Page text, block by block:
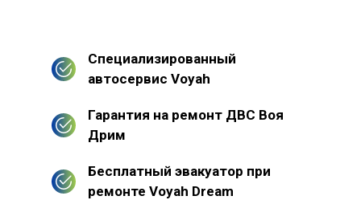
Специализированный
автосервис Voyah
Гарантия на ремонт ДВС Воя
Дрим
Бесплатный эвакуатор при
ремонте Voyah Dream